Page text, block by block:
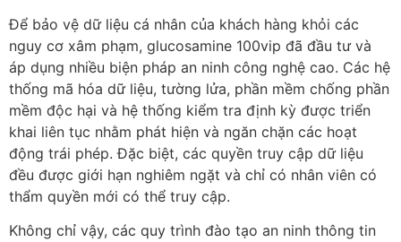
Để bảo vệ dữ liệu cá nhân của khách hàng khỏi các
nguy cơ xâm phạm, glucosamine 100vip đã đầu tư và
áp dụng nhiều biện pháp an ninh công nghệ cao. Các hệ
thống mã hóa dữ liệu, tường lửa, phần mềm chống phần
mềm độc hại và hệ thống kiểm tra định kỳ được triển
khai liên tục nhằm phát hiện và ngăn chặn các hoạt
động trái phép. Đặc biệt, các quyền truy cập dữ liệu
đều được giới hạn nghiêm ngặt và chỉ có nhân viên có
thẩm quyền mới có thể truy cập.
Không chỉ vậy, các quy trình đào tạo an ninh thông tin